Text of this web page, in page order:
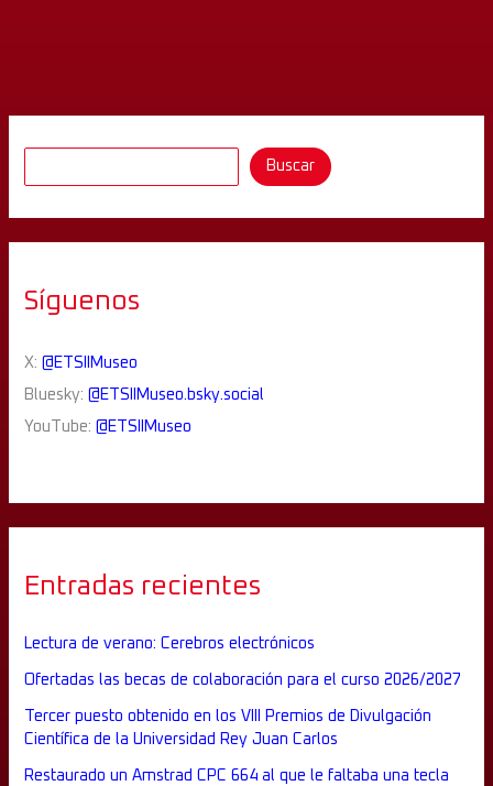
Buscar
Síguenos
X:@ETSIIMuseo
Bluesky:@ETSIIMuseo.bsky.social
YouTube:@ETSIIMuseo
Entradas recientes
Lectura de verano: Cerebros electrónicos
Ofertadas las becas de colaboración para el curso 2026/2027
Tercer puesto obtenido en los VIII Premios de Divulgación
Científica de la Universidad Rey Juan Carlos
Restaurado un Amstrad CPC 664 al que le faltaba una tecla